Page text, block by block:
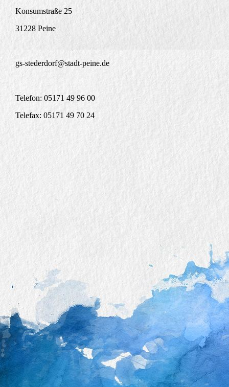
Konsumstraße 25
31228 Peine
gs-stederdorf@stadt-peine.de
Telefon: 05171 49 96 00
Telefax: 05171 49 70 24